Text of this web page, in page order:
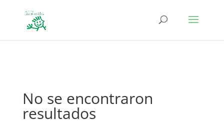
No se encontraron
resultados